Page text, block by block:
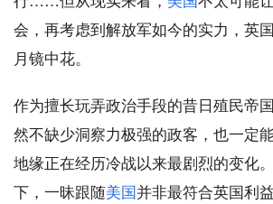
会，再考虑到解放军如今的实力，英
月镜中花。
作为擅长玩弄政治手段的昔日殖民帝
然不缺少洞察力极强的政客，也一定
地缘正在经历冷战以来最剧烈的变化
下，一昧跟随美国并非最符合英国利